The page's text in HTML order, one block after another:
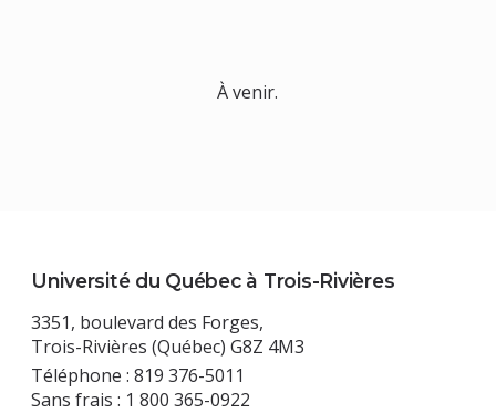
À venir.
Université du Québec à Trois-Rivières
3351, boulevard des Forges,
Trois-Rivières (Québec) G8Z 4M3
Téléphone : 819 376-5011
Sans frais : 1 800 365-0922